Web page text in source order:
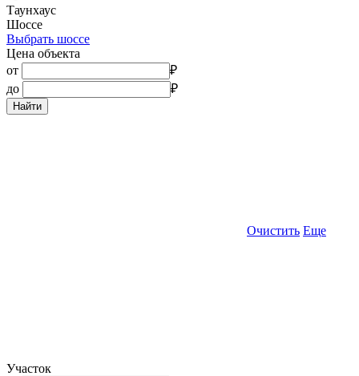
Таунхаус
Шоссе
Выбрать шоссе
Цена объекта
от
₽
до
₽
Найти
Очистить Еще
Участок